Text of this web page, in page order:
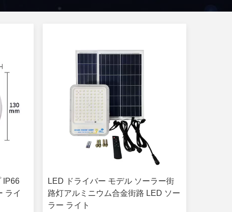
IP66
ライ
LED ドライバー モデル ソーラー街
路灯アルミニウム合金街路 LED ソー
ラー ライト